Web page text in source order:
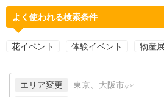
よく使われる検索条件
花イベント 体験イベント 物産
エリア変更 東京、大阪市 など